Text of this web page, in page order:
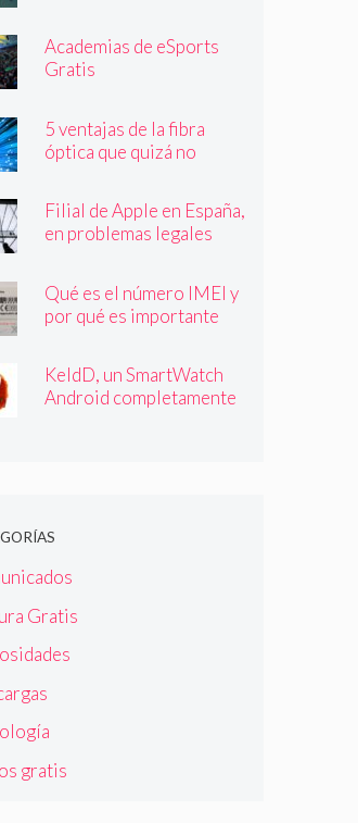
Academias de eSports
Gratis
5 ventajas de la fibra
óptica que quizá no
Filial de Apple en España,
en problemas legales
Qué es el número IMEI y
por qué es importante
KeldD, un SmartWatch
Android completamente
Gratis
gratis